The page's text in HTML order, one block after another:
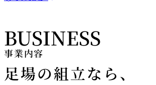
BUSINESS
事業内容
足場の組立なら、